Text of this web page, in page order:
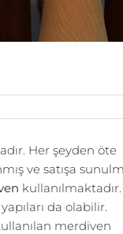
Her şeyden öte
ve satışa
kullanılmaktadır.
da olabilir.
merdiven